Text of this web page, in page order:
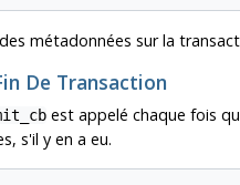
métadonnées sur la
De Transaction
est appelé chaque fois
s'il y en a eu.